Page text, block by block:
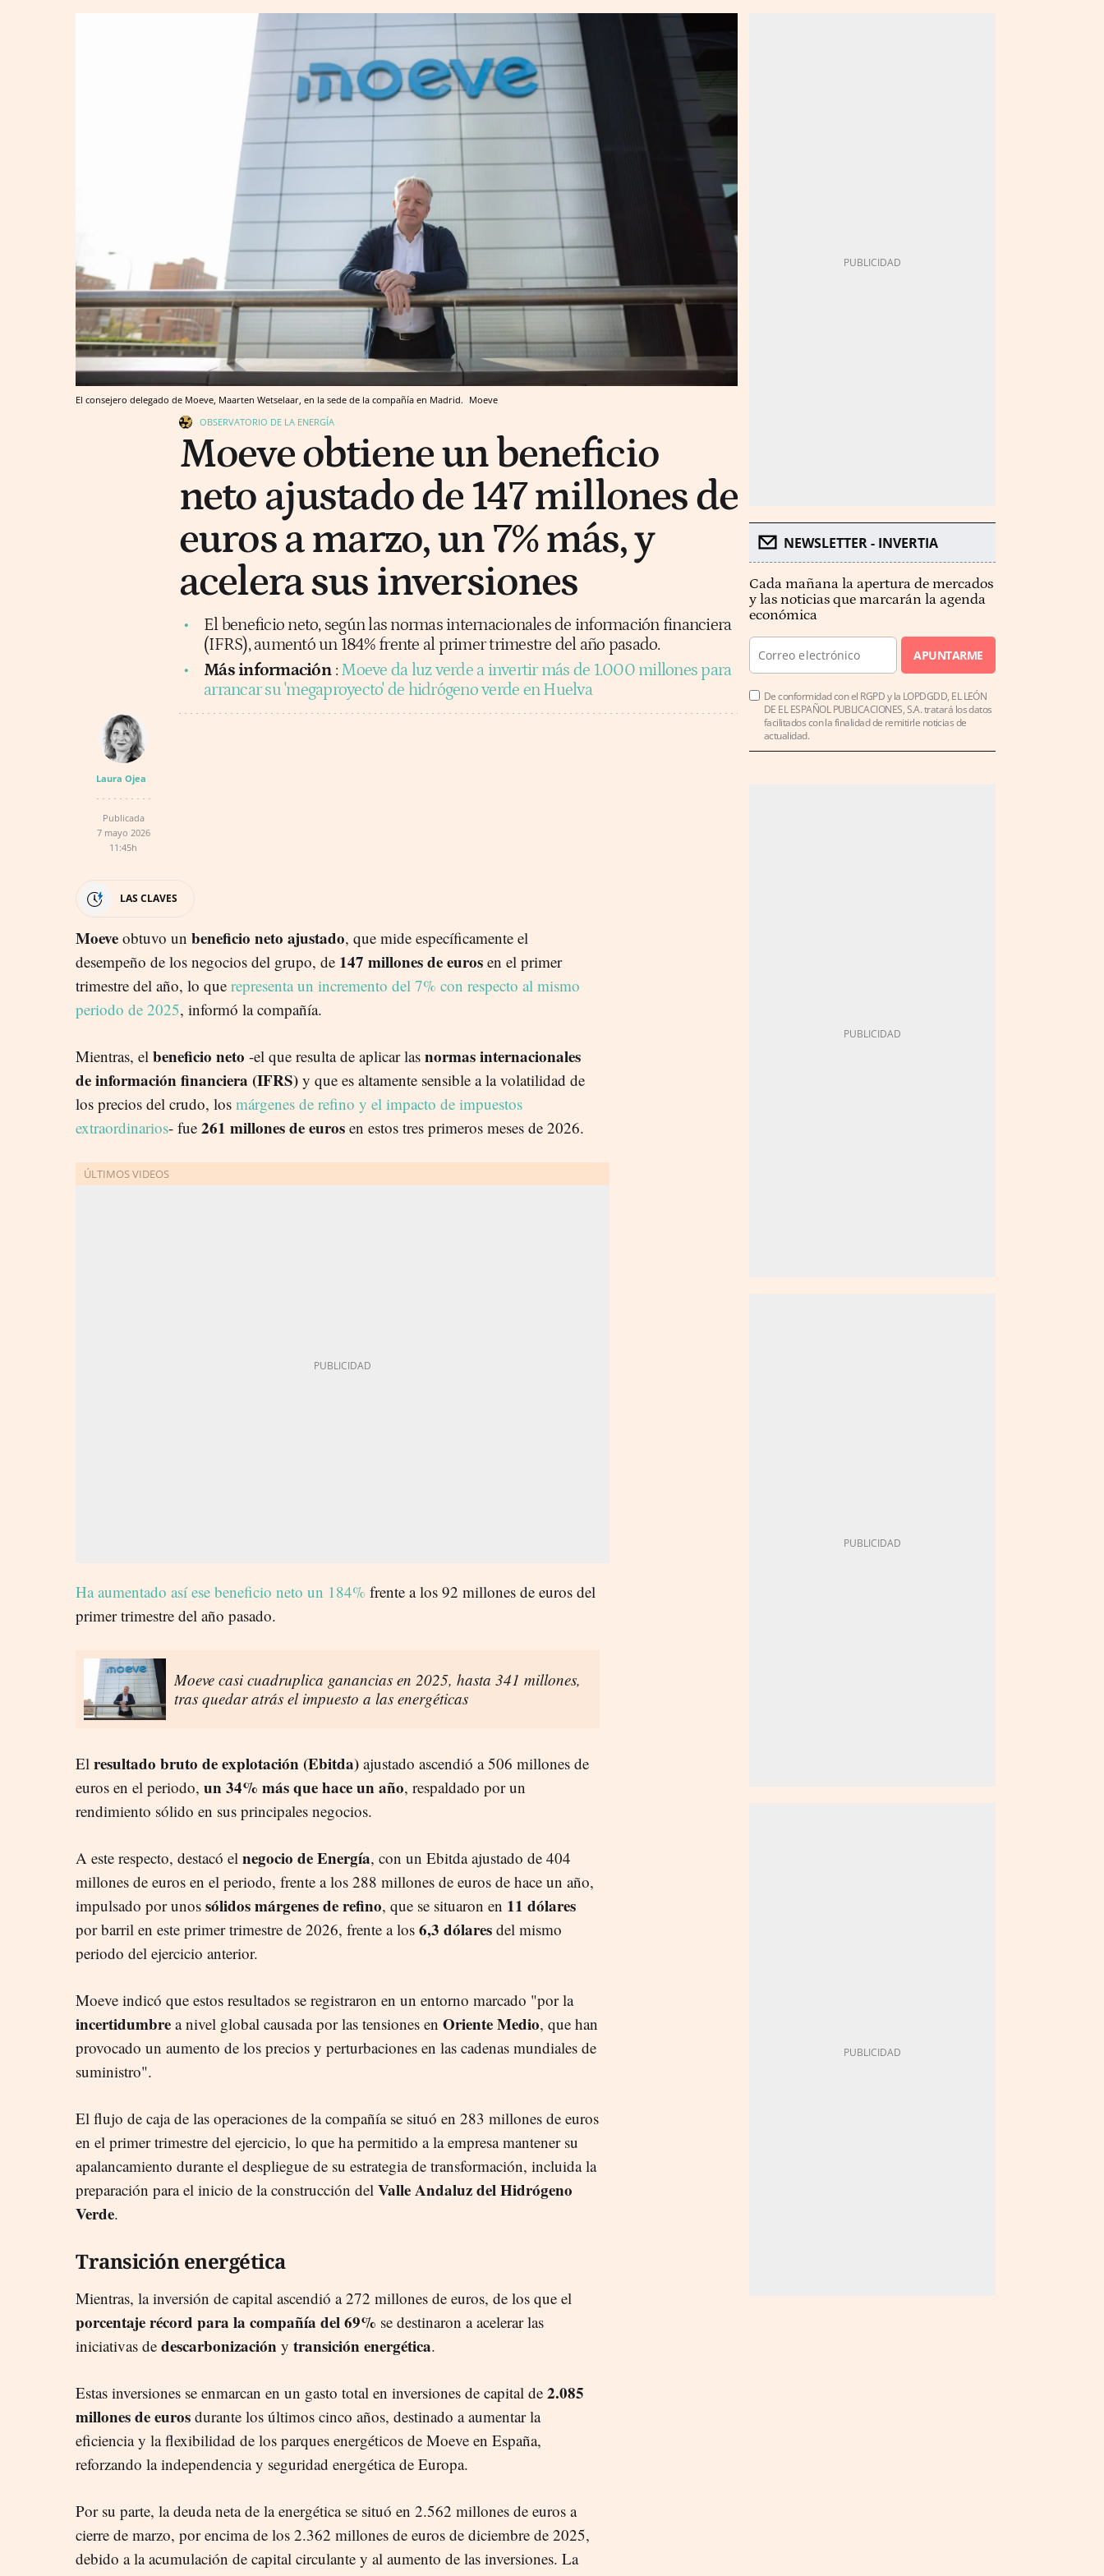
El consejero delegado de Moeve, Maarten Wetselaar, en la sede de la compañía en Madrid. Moeve
OBSERVATORIO DE LA ENERGÍA
Moeve obtiene un beneficio
neto ajustado de 147 millones de
euros a marzo, un 7% más, y
acelera sus inversiones
El beneficio neto, según las normas internacionales de información financiera
(IFRS), aumentó un 184% frente al primer trimestre del año pasado.
Más información : Moeve da luz verde a invertir más de 1.000 millones para
arrancar su 'megaproyecto' de hidrógeno verde en Huelva
Laura Ojea
Publicada
7 mayo 2026
11:45h
LAS CLAVES
Moeve obtuvo un beneficio neto ajustado, que mide específicamente el
desempeño de los negocios del grupo, de 147 millones de euros en el primer
trimestre del año, lo que representa un incremento del 7% con respecto al mismo
periodo de 2025, informó la compañía.
Mientras, el beneficio neto -el que resulta de aplicar las normas internacionales
de información financiera (IFRS) y que es altamente sensible a la volatilidad de
los precios del crudo, los márgenes de refino y el impacto de impuestos
extraordinarios- fue 261 millones de euros en estos tres primeros meses de 2026.
Ha aumentado así ese beneficio neto un 184% frente a los 92 millones de euros del
primer trimestre del año pasado.
Moeve casi cuadruplica ganancias en 2025, hasta 341 millones,
tras quedar atrás el impuesto a las energéticas
El resultado bruto de explotación (Ebitda) ajustado ascendió a 506 millones de
euros en el periodo, un 34% más que hace un año, respaldado por un
rendimiento sólido en sus principales negocios.
A este respecto, destacó el negocio de Energía, con un Ebitda ajustado de 404
millones de euros en el periodo, frente a los 288 millones de euros de hace un año,
impulsado por unos sólidos márgenes de refino, que se situaron en 11 dólares
por barril en este primer trimestre de 2026, frente a los 6,3 dólares del mismo
periodo del ejercicio anterior.
Moeve indicó que estos resultados se registraron en un entorno marcado "por la
incertidumbre a nivel global causada por las tensiones en Oriente Medio, que han
provocado un aumento de los precios y perturbaciones en las cadenas mundiales de
suministro".
El flujo de caja de las operaciones de la compañía se situó en 283 millones de euros
en el primer trimestre del ejercicio, lo que ha permitido a la empresa mantener su
apalancamiento durante el despliegue de su estrategia de transformación, incluida la
preparación para el inicio de la construcción del Valle Andaluz del Hidrógeno
Verde.
Transición energética
Mientras, la inversión de capital ascendió a 272 millones de euros, de los que el
porcentaje récord para la compañía del 69% se destinaron a acelerar las
iniciativas de descarbonización y transición energética.
Estas inversiones se enmarcan en un gasto total en inversiones de capital de 2.085
millones de euros durante los últimos cinco años, destinado a aumentar la
eficiencia y la flexibilidad de los parques energéticos de Moeve en España,
reforzando la independencia y seguridad energética de Europa.
Por su parte, la deuda neta de la energética se situó en 2.562 millones de euros a
cierre de marzo, por encima de los 2.362 millones de euros de diciembre de 2025,
debido a la acumulación de capital circulante y al aumento de las inversiones. La
NEWSLETTER - INVERTIA
Cada mañana la apertura de mercados
y las noticias que marcarán la agenda
económica
APUNTARME
De conformidad con el RGPD y la LOPDGDD, EL LEÓN
DE EL ESPAÑOL PUBLICACIONES, S.A. tratará los datos
facilitados con la finalidad de remitirle noticias de
actualidad.